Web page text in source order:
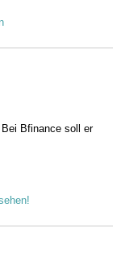
Bfinance soll er